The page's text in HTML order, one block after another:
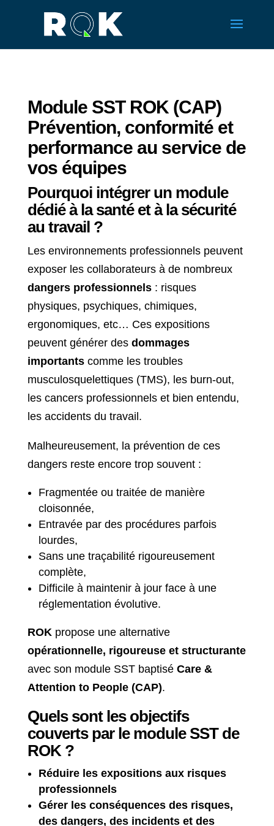
Module SST ROK (CAP)
Prévention, conformité et
performance au service de
vos équipes
Pourquoi intégrer un module
dédié à la santé et à la sécurité
au travail ?
Les environnements professionnels peuvent
exposer les collaborateurs à de nombreux
dangers professionnels: risques
physiques, psychiques, chimiques,
ergonomiques, etc… Ces expositions
peuvent générer des dommages
importantscomme les troubles
musculosquelettiques (TMS), les burn-out,
les cancers professionnels et bien entendu,
les accidents du travail.
Malheureusement, la prévention de ces
dangers reste encore trop souvent :
Fragmentée ou traitée de manière
cloisonnée,
Entravée par des procédures parfois
lourdes,
Sans une traçabilité rigoureusement
complète,
Difficile à maintenir à jour face à une
réglementation évolutive.
ROKpropose une alternative
opérationnelle, rigoureuse et structurante
avec son module SST baptisé Care &
Attention to People (CAP).
Quels sont les objectifs
couverts par le module SST de
ROK ?
Réduire les expositions aux risques
professionnels
Gérer les conséquences des risques,
des dangers, des incidents et des